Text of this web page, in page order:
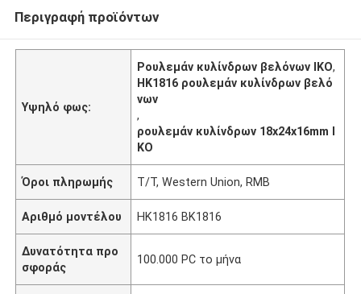
Περιγραφή προϊόντων
Υψηλό φως:
Ρουλεμάν κυλίνδρων βελόνων IKO,
HK1816 ρουλεμάν κυλίνδρων βελό
νων
,
ρουλεμάν κυλίνδρων 18x24x16mm I
KO
Όροι πληρωμής T/T, Western Union, RMB
Αριθμό μοντέλου HK1816 BK1816
Δυνατότητα προ
σφοράς
100.000 PC το μήνα